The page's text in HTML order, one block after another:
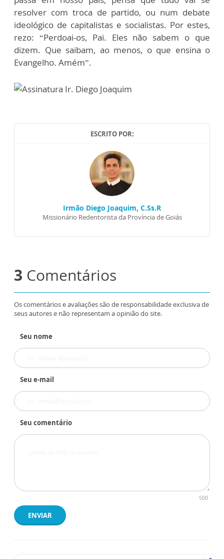
resolver com troca de partido, ou num debate
ideológico de capitalistas e socialistas. Por estes,
rezo: “Perdoai-os, Pai. Eles não sabem o que
dizem. Que saibam, ao menos, o que ensina o
Evangelho. Amém”.
ESCRITO POR:
Irmão Diego Joaquim, C.Ss.R
Missionário Redentorista da Província de Goiás
3 Comentários
Os comentários e avaliações são de responsabilidade exclusiva de
seus autores e não representam a opinião do site.
Seu nome
Seu e-mail
Seu comentário
500
ENVIAR